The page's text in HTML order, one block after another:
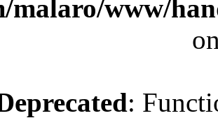
malaro/www/
: